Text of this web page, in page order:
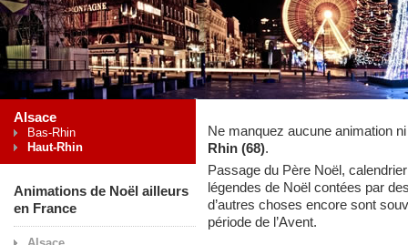
Alsace
Bas-Rhin
Haut-Rhin
Animations de Noël ailleurs
en France
Ne manquez aucune animation
Rhin (68).
Passage du Père Noël,
légendes de Noël contées par
d’autres choses encore sont
période de l’Avent.